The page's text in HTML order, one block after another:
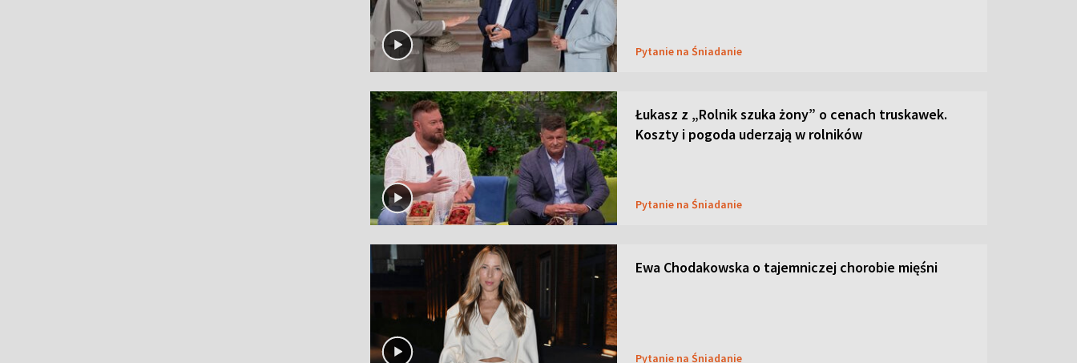
Pytanie na Śniadanie
Łukasz z „Rolnik szuka żony” o cenach truskawek.
Koszty i pogoda uderzają w rolników
Pytanie na Śniadanie
Ewa Chodakowska o tajemniczej chorobie mięśni
Pytanie na Śniadanie